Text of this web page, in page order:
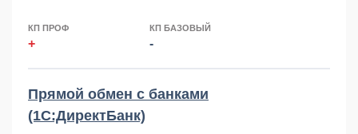
КП ПРОФ
+
КП БАЗОВЫЙ
-
Прямой обмен с банками
(1С:ДиректБанк)